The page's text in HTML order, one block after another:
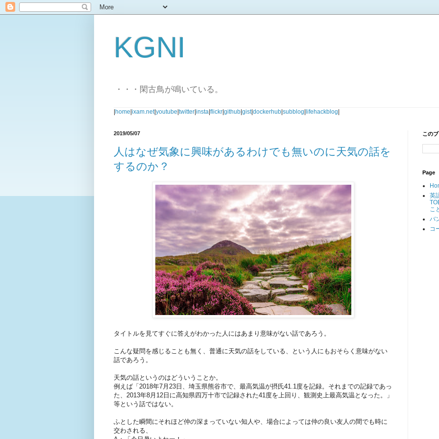
KGNI
・・・閑古鳥が鳴いている。
home ixam.net|youtube twitter insta flickr github gist|dockerhub subblog lifehackblog
2019/05/07
人はなぜ気象に興味があるわけでも無いのに天気の話を
するのか？
タイトルを見てすぐに答えがわかった人にはあまり意味がない話であろう。
こんな疑問を感じることも無く、普通に天気の話をしている、という人にもおそらく意味がない
話であろう。
天気の話というのはどういうことか。
例えば「2018年7月23日、埼玉県熊谷市で、最高気温が摂氏41.1度を記録。それまでの記録であっ
た、2013年8月12日に高知県四万十市で記録された41度を上回り、観測史上最高気温となった。」
等という話ではない。
ふとした瞬間にそれほど仲の深まっていない知人や、場合によっては仲の良い友人の間でも時に
交わされる、
この
Page
英
こ
バ
コ